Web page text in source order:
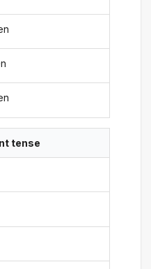
tense